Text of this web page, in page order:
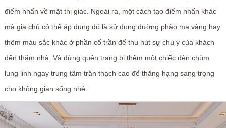
điểm nhấn về mặt thị giác. Ngoài ra, một cách tạo điểm nhấn khác
mà gia chủ có thể áp dụng đó là sử dụng đường phào mạ vàng hay
thêm màu sắc khác ở phần cổ trần để thu hút sự chú ý của khách
đến thăm nhà. Và đừng quên trang bị thêm một chiếc đèn chùm
lung linh ngay trung tâm trần thạch cao để thăng hạng sang trọng
cho không gian sống nhé.